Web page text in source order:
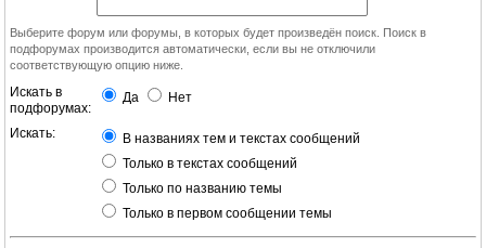
Выберите форум или форумы, в которых будет произведён поиск. Поиск в
подфорумах производится автоматически, если вы не отключили
соответствующую опцию ниже.
Искать в
подфорумах:
Да Нет
Искать:
В названиях тем и текстах сообщений
Только в текстах сообщений
Только по названию темы
Только в первом сообщении темы